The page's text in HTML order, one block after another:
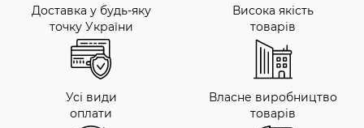
Доставка у будь-яку
точку України
Висока якість
товарів
Усі види
оплати
Власне виробництво
товарів